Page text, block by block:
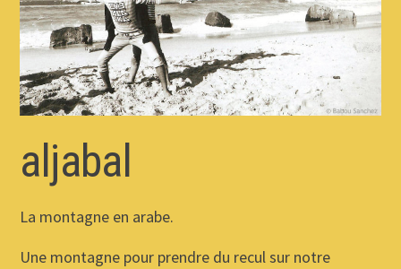
aljabal
La montagne en arabe.
Une montagne pour prendre du recul sur notre